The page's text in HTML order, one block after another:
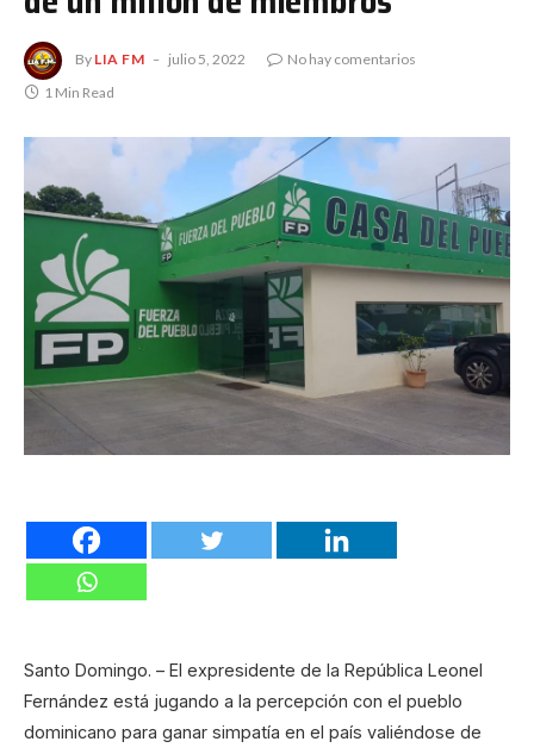
By LIA FM julio 5, 2022
No hay comentarios
1 Min Read
Santo Domingo. – El expresidente de la República Leonel
Fernández está jugando a la percepción con el pueblo
dominicano para ganar simpatía en el país valiéndose de